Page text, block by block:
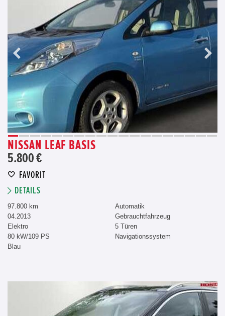
NISSAN LEAF BASIS
5.800 €
FAVORIT
DETAILS
97.800 km
04.2013
Elektro
80 kW/109 PS
Blau
Automatik
Gebrauchtfahrzeug
5 Türen
Navigationssystem